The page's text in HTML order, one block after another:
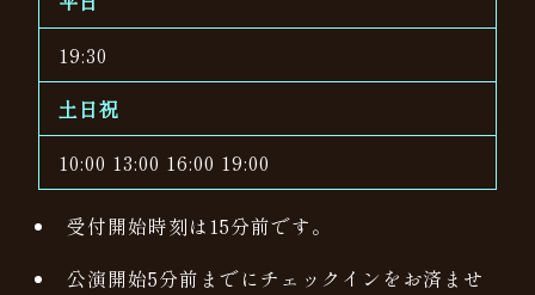
19:30
土日祝
10:00 13:00 16:00 19:00
受付開始時刻は15分前です。
公演開始5分前までにチェックインをお済ませ